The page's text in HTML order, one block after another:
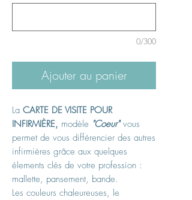
0/300
Ajouter au panier
La CARTE DE VISITE POUR
INFIRMIÈRE, modèle "Coeur"vous
permet de vous différencier des autres
infirmières grâce aux quelques
élements clés de votre profession :
mallette, pansement, bande.
Les couleurs chaleureuses, le